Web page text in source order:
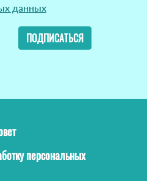
данных
ПОДПИСАТЬСЯ
персональных